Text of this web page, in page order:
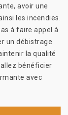
avoir une
les incendies.
à faire appel à
un débistrage
la qualité
bénéficier
avec